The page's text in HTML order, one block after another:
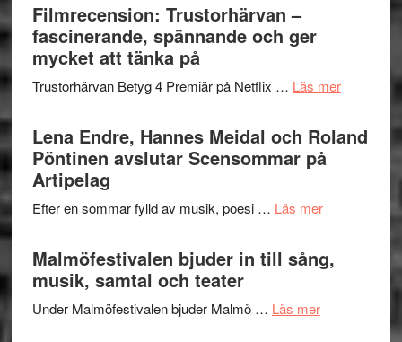
hjärtevarm
–
Delvis
bortom
terräng
Filmrecension: Trustorhärvan –
fascinerande, spännande och ger
mycket att tänka på
Trustorhärvan Betyg 4 Premiär på Netflix … Läs merom
–
Lena Endre, Hannes Meidal och Roland
Pöntinen avslutar Scensommar på
Artipelag
Efter en sommar fylld av musik, poesi … Läs merom
Hannes
Malmöfestivalen bjuder in till sång,
musik, samtal och teater
Under Malmöfestivalen bjuder Malmö … Läs merom